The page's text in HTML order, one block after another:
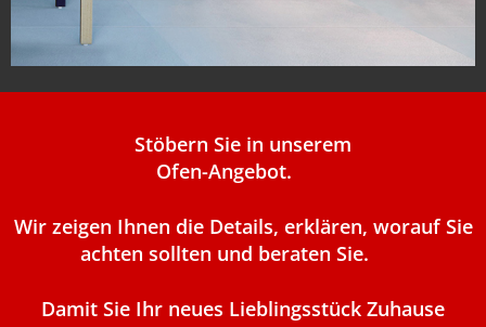
Stöbern Sie in unserem
Ofen-Angebot.
Wir zeigen Ihnen die Details, erklären, worauf Sie
achten sollten und beraten Sie.
Damit Sie Ihr neues Lieblingsstück Zuhause